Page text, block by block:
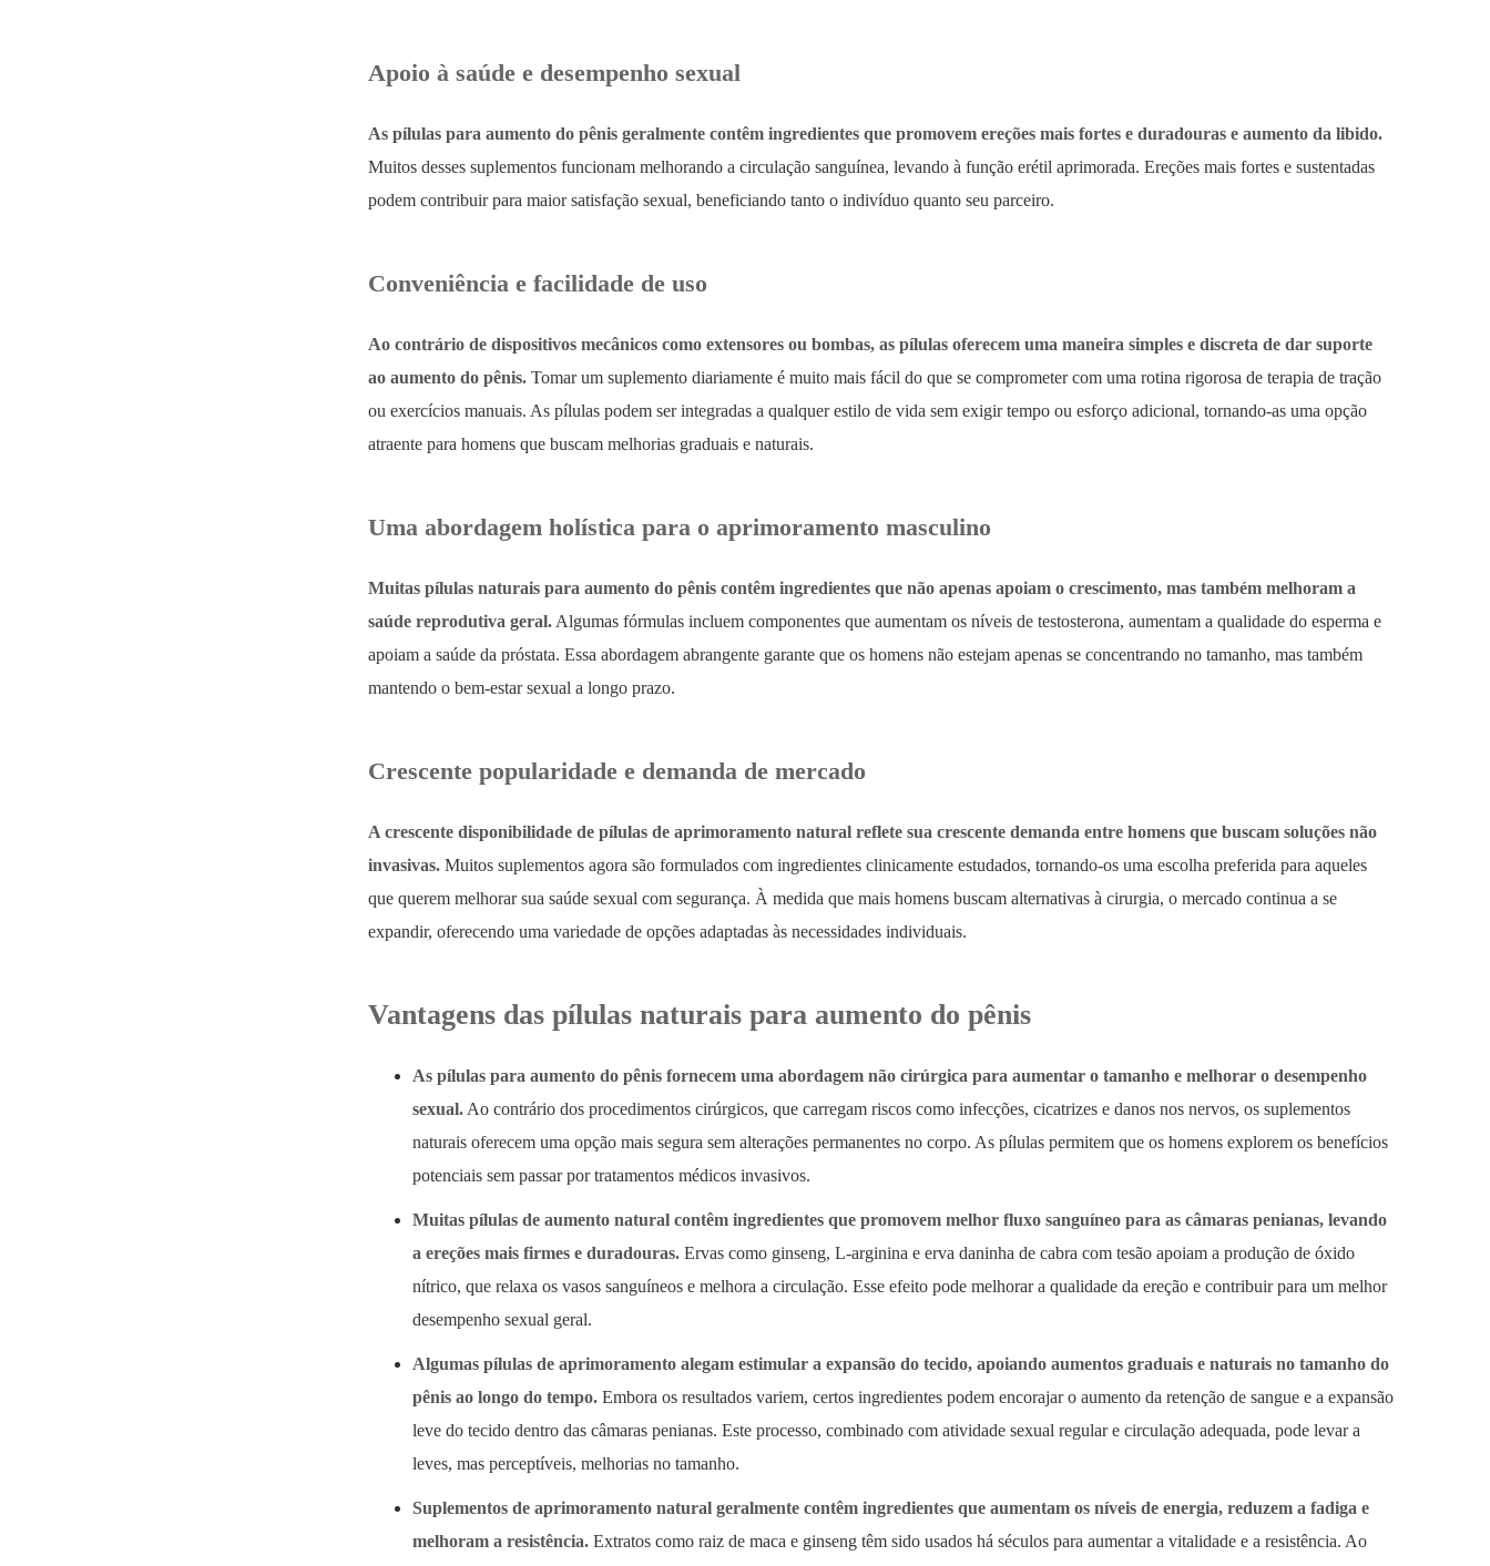
Apoio à saúde e desempenho sexual
As pílulas para aumento do pênis geralmente contêm ingredientes que promovem ereções mais fortes e duradouras e aumento da libido.
Muitos desses suplementos funcionam melhorando a circulação sanguínea, levando à função erétil aprimorada. Ereções mais fortes e sustentadas
podem contribuir para maior satisfação sexual, beneficiando tanto o indivíduo quanto seu parceiro.
Conveniência e facilidade de uso
Ao contrário de dispositivos mecânicos como extensores ou bombas, as pílulas oferecem uma maneira simples e discreta de dar suporte
ao aumento do pênis. Tomar um suplemento diariamente é muito mais fácil do que se comprometer com uma rotina rigorosa de terapia de tração
ou exercícios manuais. As pílulas podem ser integradas a qualquer estilo de vida sem exigir tempo ou esforço adicional, tornando-as uma opção
atraente para homens que buscam melhorias graduais e naturais.
Uma abordagem holística para o aprimoramento masculino
Muitas pílulas naturais para aumento do pênis contêm ingredientes que não apenas apoiam o crescimento, mas também melhoram a
saúde reprodutiva geral. Algumas fórmulas incluem componentes que aumentam os níveis de testosterona, aumentam a qualidade do esperma e
apoiam a saúde da próstata. Essa abordagem abrangente garante que os homens não estejam apenas se concentrando no tamanho, mas também
mantendo o bem-estar sexual a longo prazo.
Crescente popularidade e demanda de mercado
A crescente disponibilidade de pílulas de aprimoramento natural reflete sua crescente demanda entre homens que buscam soluções não
invasivas. Muitos suplementos agora são formulados com ingredientes clinicamente estudados, tornando-os uma escolha preferida para aqueles
que querem melhorar sua saúde sexual com segurança. À medida que mais homens buscam alternativas à cirurgia, o mercado continua a se
expandir, oferecendo uma variedade de opções adaptadas às necessidades individuais.
Vantagens das pílulas naturais para aumento do pênis
As pílulas para aumento do pênis fornecem uma abordagem não cirúrgica para aumentar o tamanho e melhorar o desempenho
sexual. Ao contrário dos procedimentos cirúrgicos, que carregam riscos como infecções, cicatrizes e danos nos nervos, os suplementos
naturais oferecem uma opção mais segura sem alterações permanentes no corpo. As pílulas permitem que os homens explorem os benefícios
potenciais sem passar por tratamentos médicos invasivos.
Muitas pílulas de aumento natural contêm ingredientes que promovem melhor fluxo sanguíneo para as câmaras penianas, levando
a ereções mais firmes e duradouras. Ervas como ginseng, L-arginina e erva daninha de cabra com tesão apoiam a produção de óxido
nítrico, que relaxa os vasos sanguíneos e melhora a circulação. Esse efeito pode melhorar a qualidade da ereção e contribuir para um melhor
desempenho sexual geral.
Algumas pílulas de aprimoramento alegam estimular a expansão do tecido, apoiando aumentos graduais e naturais no tamanho do
pênis ao longo do tempo. Embora os resultados variem, certos ingredientes podem encorajar o aumento da retenção de sangue e a expansão
leve do tecido dentro das câmaras penianas. Este processo, combinado com atividade sexual regular e circulação adequada, pode levar a
leves, mas perceptíveis, melhorias no tamanho.
Suplementos de aprimoramento natural geralmente contêm ingredientes que aumentam os níveis de energia, reduzem a fadiga e
melhoram a resistência. Extratos como raiz de maca e ginseng têm sido usados ​​há séculos para aumentar a vitalidade e a resistência. Ao